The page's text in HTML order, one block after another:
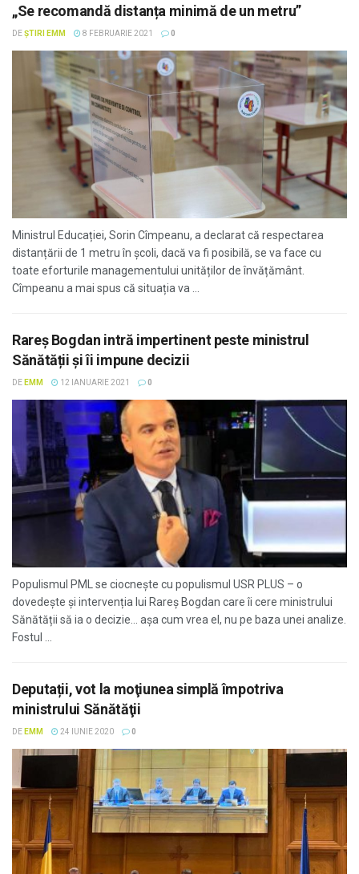
„Se recomandă distanța minimă de un metru”
DEȘTIRI EMM 8 FEBRUARIE 2021 0
Ministrul Educației, Sorin Cîmpeanu, a declarat că respectarea
distanțării de 1 metru în școli, dacă va fi posibilă, se va face cu
toate eforturile managementului unităților de învățământ.
Cîmpeanu a mai spus că situația va ...
Rareș Bogdan intră impertinent peste ministrul
Sănătății și îi impune decizii
DE EMM 12 IANUARIE 2021 0
Populismul PML se ciocnește cu populismul USR PLUS – o
dovedește și intervenția lui Rareș Bogdan care îi cere ministrului
Sănătății să ia o decizie… așa cum vrea el, nu pe baza unei analize.
Fostul ...
Deputații, vot la moţiunea simplă împotriva
ministrului Sănătăţii
DE EMM 24 IUNIE 2020 0